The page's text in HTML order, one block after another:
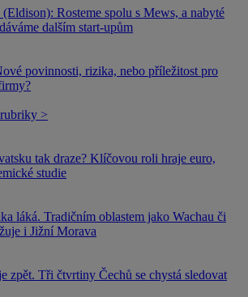
Rosteme spolu s Mews, a nabyté
dalším start-upům
povinnosti, rizika, nebo příležitost pro
>
tak draze? Klíčovou roli hraje euro,
studie
láká. Tradičním oblastem jako Wachau či
i Jižní Morava
zpět. Tři čtvrtiny Čechů se chystá sledovat